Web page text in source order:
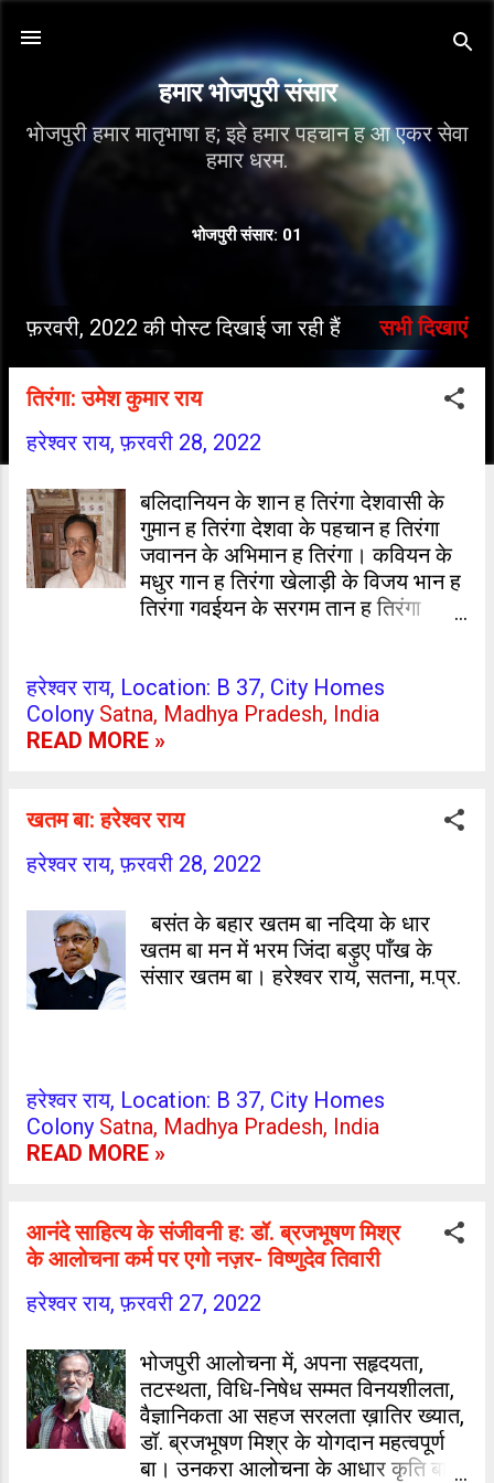
हमार भोजपुरी संसार
भोजपुरी हमार मातृभाषा ह; इहे हमार पहचान ह आ एकर सेवा
हमार धरम.
भोजपुरी संसार: 01
श
फ़रवरी, 2022 की पोस्ट दिखाई जा रही हैं सभी दिखाएं
तिरंगा: उमेश कुमार राय
हरेश्वर राय,फ़रवरी 28, 2022
बलिदानियन के शान ह तिरंगा देशवासी के
गुमान ह तिरंगा देशवा के पहचान ह तिरंगा
जवानन के अभिमान ह तिरंगा। कवियन के
मधुर गान ह तिरंगा खेलाड़ी के विजय भान ह
तिरंगा गवईयन के सरगम तान ह तिरंगा
प चान ह तिरंगा करम योगी के अभियान ह
तिरंगा सभे महानो में महान ह तिरंगा। उमेश
कुमार राय ग्राम+पोस्ट- जमुआँव थाना-
हरेश्वर राय, Location: B 37, City Homes
Colony Satna, Madhya Pradesh, India
READ MORE »
खतम बा: हरेश्वर राय
हरेश्वर राय,फ़रवरी 28, 2022
बसंत के बहार खतम बा नदिया के धार
खतम बा मन में भरम जिंदा बड़ुए पाँख के
संसार खतम बा। हरेश्वर राय, सतना, म.प्र.
हरेश्वर राय, Location: B 37, City Homes
Colony Satna, Madhya Pradesh, India
READ MORE »
आनंदे साहित्य के संजीवनी ह: डॉ. ब्रजभूषण मिश्र
के आलोचना कर्म पर एगो नज़र- विष्णुदेव तिवारी
हरेश्वर राय,फ़रवरी 27, 2022
भोजपुरी आलोचना में, अपना सहृदयता,
तटस्थता, विधि-निषेध सम्मत विनयशीलता,
वैज्ञानिकता आ सहज सरलता ख़ातिर ख्यात,
डॉ. ब्रजभूषण मिश्र के योगदान महत्वपूर्ण
बा। उनकरा आलोचना के आधार कृति बा,